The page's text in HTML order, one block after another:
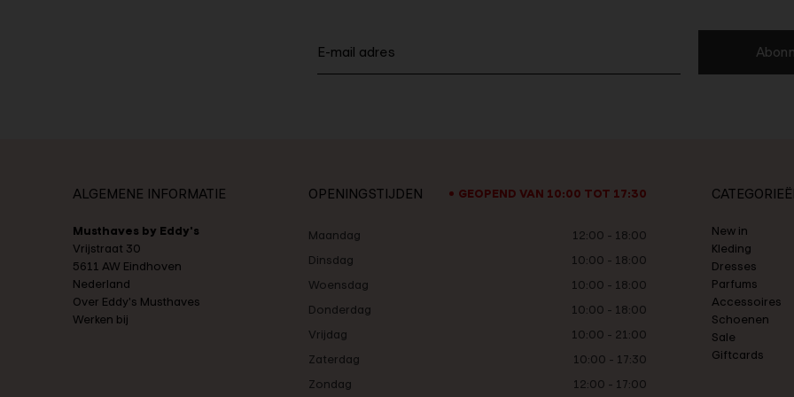
ALGEMENE INFORMATIE
Musthaves by Eddy's
Vrijstraat 30
5611 AW Eindhoven
Nederland
Over Eddy's Musthaves
Werken bij
OPENINGSTIJDEN GEOPEND VAN 10:00 TOT 17:30
Maandag
12:00 - 18:00
Dinsdag
10:00 - 18:00
Woensdag
10:00 - 18:00
Donderdag
10:00 - 18:00
Vrijdag
10:00 - 21:00
Zaterdag
10:00 - 17:30
Zondag
12:00 - 17:00
New in
Kleding
Dresses
Parfums
Accessoires
Schoenen
Sale
Giftcards